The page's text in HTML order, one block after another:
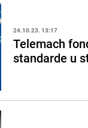
24.10.23. 13:17
Telemach
standarde u